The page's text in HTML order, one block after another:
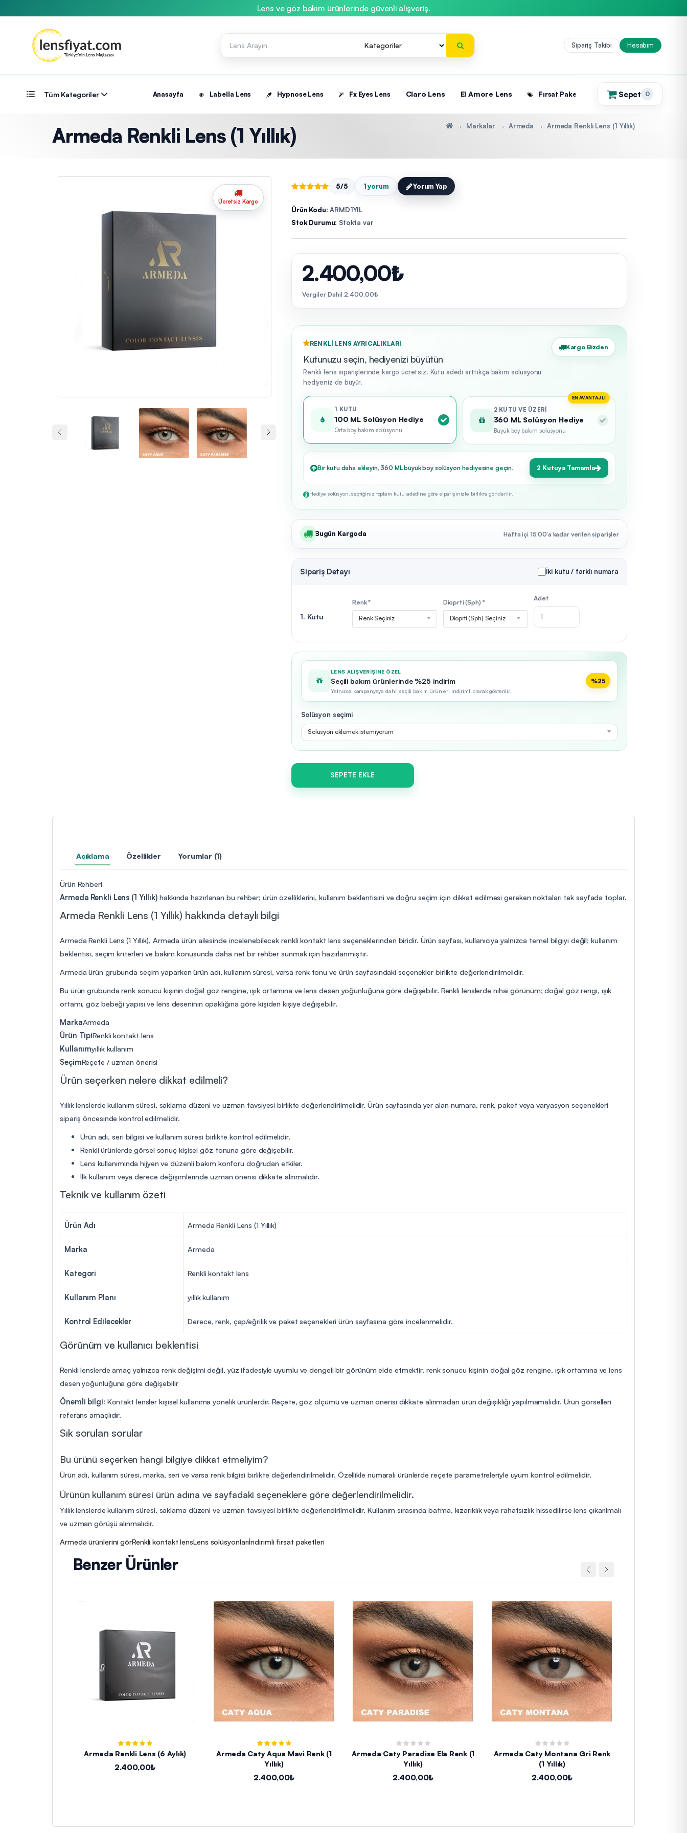
Lens ve göz bakım ürünlerinde güvenli alışveriş.
Sipariş Takibi Hesabım
Tüm Kategoriler Anasayfa Labella Lens Hypnose Lens Fx Eyes Lens Claro Lens El Amore Lens Fırsat Paketleri Sepet 0
(0)
Armeda Renkli Lens (1 Yıllık) Markalar Armeda Armeda Renkli Lens (1 Yıllık)
Ücretsiz Kargo
5/5 1 yorum Yorum Yap
Ürün Kodu: ARMD1YIL
Stok Durumu: Stokta var
2.400,00₺
Vergiler Dahil 2.400,00₺
RENKLI LENS AYRICALIKLARI
Kutunuzu seçin, hediyenizi büyütün
Renkli lens siparişlerinde kargo ücretsiz. Kutu adedi arttıkça bakım solüsyonu
hediyeniz de büyür.
Kargo Bizden
1 KUTU
100 ML Solüsyon Hediye
Orta boy bakım solüsyonu
EN AVANTAJLI
2 KUTU VE ÜZERI
360 ML Solüsyon Hediye
Büyük boy bakım solüsyonu
Bir kutu daha ekleyin, 360 ML büyük boy solüsyon hediyesine geçin. 2 Kutuya Tamamla
Hediye solüsyon, seçtiğiniz toplam kutu adedine göre siparişinizle birlikte gönderilir.
Bugün Kargoda Hafta içi 15:00’a kadar verilen siparişler
Sipariş Detayı İki kutu / farklı numara
1. Kutu
Renk *
Renk Seçiniz
Dioprti (Sph) *
Dioprti (Sph) Seçiniz
Adet
LENS ALIŞVERIŞINE ÖZEL
Seçili bakım ürünlerinde %25 indirim
Yalnızca kampanyaya dahil seçili bakım ürünleri indirimli olarak gösterilir.
%25
Solüsyon seçimi
Solüsyon eklemek istemiyorum
SEPETE EKLE
Açıklama Özellikler Yorumlar (1)
Ürün Rehberi
Armeda Renkli Lens (1 Yıllık) hakkında hazırlanan bu rehber; ürün özelliklerini, kullanım beklentisini ve doğru seçim için dikkat edilmesi gereken noktaları tek sayfada toplar.
Armeda Renkli Lens (1 Yıllık) hakkında detaylı bilgi
Armeda Renkli Lens (1 Yıllık), Armeda ürün ailesinde incelenebilecek renkli kontakt lens seçeneklerinden biridir. Ürün sayfası, kullanıcıya yalnızca temel bilgiyi değil; kullanım
beklentisi, seçim kriterleri ve bakım konusunda daha net bir rehber sunmak için hazırlanmıştır.
Armeda ürün grubunda seçim yaparken ürün adı, kullanım süresi, varsa renk tonu ve ürün sayfasındaki seçenekler birlikte değerlendirilmelidir.
Bu ürün grubunda renk sonucu kişinin doğal göz rengine, ışık ortamına ve lens desen yoğunluğuna göre değişebilir. Renkli lenslerde nihai görünüm; doğal göz rengi, ışık
ortamı, göz bebeği yapısı ve lens deseninin opaklığına göre kişiden kişiye değişebilir.
MarkaArmeda
Ürün TipiRenkli kontakt lens
Kullanımyıllık kullanım
SeçimReçete / uzman önerisi
Ürün seçerken nelere dikkat edilmeli?
Yıllık lenslerde kullanım süresi, saklama düzeni ve uzman tavsiyesi birlikte değerlendirilmelidir. Ürün sayfasında yer alan numara, renk, paket veya varyasyon seçenekleri
sipariş öncesinde kontrol edilmelidir.
Ürün adı, seri bilgisi ve kullanım süresi birlikte kontrol edilmelidir.
Renkli ürünlerde görsel sonuç kişisel göz tonuna göre değişebilir.
Lens kullanımında hijyen ve düzenli bakım konforu doğrudan etkiler.
İlk kullanım veya derece değişimlerinde uzman önerisi dikkate alınmalıdır.
Teknik ve kullanım özeti
Ürün Adı Armeda Renkli Lens (1 Yıllık)
Marka Armeda
Kategori Renkli kontakt lens
Kullanım Planı yıllık kullanım
Kontrol Edilecekler Derece, renk, çap/eğrilik ve paket seçenekleri ürün sayfasına göre incelenmelidir.
Görünüm ve kullanıcı beklentisi
Renkli lenslerde amaç yalnızca renk değişimi değil, yüz ifadesiyle uyumlu ve dengeli bir görünüm elde etmektir. renk sonucu kişinin doğal göz rengine, ışık ortamına ve lens
desen yoğunluğuna göre değişebilir
Önemli bilgi: Kontakt lensler kişisel kullanıma yönelik ürünlerdir. Reçete, göz ölçümü ve uzman önerisi dikkate alınmadan ürün değişikliği yapılmamalıdır. Ürün görselleri
referans amaçlıdır.
Sık sorulan sorular
Bu ürünü seçerken hangi bilgiye dikkat etmeliyim?
Ürün adı, kullanım süresi, marka, seri ve varsa renk bilgisi birlikte değerlendirilmelidir. Özellikle numaralı ürünlerde reçete parametreleriyle uyum kontrol edilmelidir.
Ürünün kullanım süresi ürün adına ve sayfadaki seçeneklere göre değerlendirilmelidir.
Yıllık lenslerde kullanım süresi, saklama düzeni ve uzman tavsiyesi birlikte değerlendirilmelidir. Kullanım sırasında batma, kızarıklık veya rahatsızlık hissedilirse lens çıkarılmalı
ve uzman görüşü alınmalıdır.
Armeda ürünlerini görRenkli kontakt lensLens solüsyonlarıİndirimli fırsat paketleri
Benzer Ürünler
Armeda Renkli Lens (6 Aylık)
2.400,00₺
Armeda Caty Aqua Mavi Renk (1
Yıllık)
2.400,00₺
Armeda Caty Paradise Ela Renk (1
Yıllık)
2.400,00₺
Armeda Caty Montana Gri Renk
(1 Yıllık)
2.400,00₺